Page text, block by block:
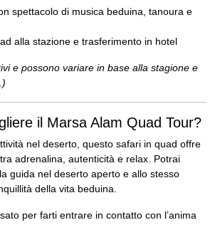
spettacolo di musica beduina, tanoura e
alla stazione e trasferimento in hotel
e possono variare in base alla stagione e
il Marsa Alam Quad Tour?
nel deserto, questo safari in quad offre
adrenalina, autenticità e relax. Potrai
guida nel deserto aperto e allo stesso
della vita beduina.
per farti entrare in contatto con l’anima